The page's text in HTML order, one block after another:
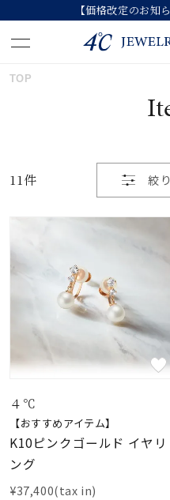
【価格改定のお知
#エタニティ #くまのプ
ブランド
カテゴリー
カラー
誕生石
TOP
11件 絞
価格が高い
新着順
お気に入り登録数
４℃
【おすすめアイテム】
K10ピンクゴールド イヤリ
ング
¥37,400(tax in)